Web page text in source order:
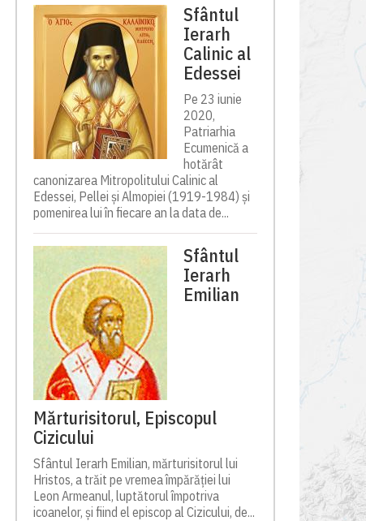
Sfântul
Ierarh
Calinic al
Edessei
Pe 23 iunie
2020,
Patriarhia
Ecumenică a
hotărât
canonizarea Mitropolitului Calinic al
Edessei, Pellei și Almopiei (1919-1984) și
pomenirea lui în fiecare an la data de...
Sfântul
Ierarh
Emilian
Mărturisitorul, Episcopul
Cizicului
Sfântul Ierarh Emilian, mărturisitorul lui
Hristos, a trăit pe vremea împărăției lui
Leon Armeanul, luptătorul împotriva
icoanelor, și fiind el episcop al Cizicului, de...